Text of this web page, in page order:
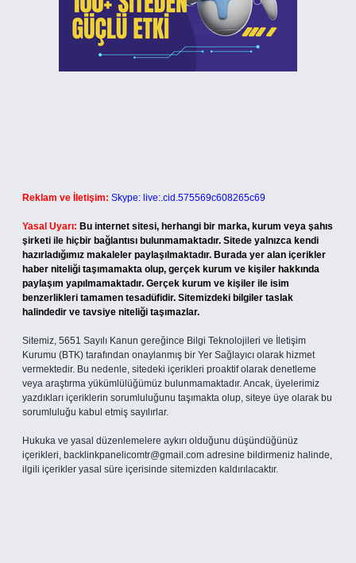
Reklam ve İletişim: Skype: live:.cid.575569c608265c69
Yasal Uyarı: Bu internet sitesi, herhangi bir marka, kurum veya şahıs
şirketi ile hiçbir bağlantısı bulunmamaktadır. Sitede yalnızca kendi
hazırladığımız makaleler paylaşılmaktadır. Burada yer alan içerikler
haber niteliği taşımamakta olup, gerçek kurum ve kişiler hakkında
paylaşım yapılmamaktadır. Gerçek kurum ve kişiler ile isim
benzerlikleri tamamen tesadüfidir. Sitemizdeki bilgiler taslak
halindedir ve tavsiye niteliği taşımazlar.
Sitemiz, 5651 Sayılı Kanun gereğince Bilgi Teknolojileri ve İletişim
Kurumu (BTK) tarafından onaylanmış bir Yer Sağlayıcı olarak hizmet
vermektedir. Bu nedenle, sitedeki içerikleri proaktif olarak denetleme
veya araştırma yükümlülüğümüz bulunmamaktadır. Ancak, üyelerimiz
yazdıkları içeriklerin sorumluluğunu taşımakta olup, siteye üye olarak bu
sorumluluğu kabul etmiş sayılırlar.
Hukuka ve yasal düzenlemelere aykırı olduğunu düşündüğünüz
içerikleri, backlinkpanelicomtr@gmail.com adresine bildirmeniz halinde,
ilgili içerikler yasal süre içerisinde sitemizden kaldırılacaktır.